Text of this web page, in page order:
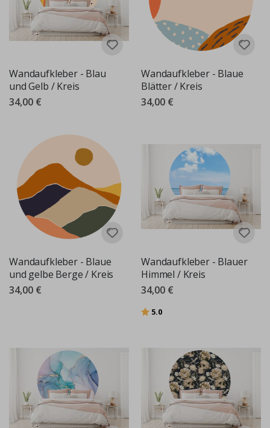
Wandaufkleber - Blau
und Gelb / Kreis
34,00 €
Wandaufkleber - Blaue
Blätter / Kreis
34,00 €
Wandaufkleber - Blaue
und gelbe Berge / Kreis
34,00 €
Wandaufkleber - Blauer
Himmel / Kreis
34,00 €
Bewertung:
5.0